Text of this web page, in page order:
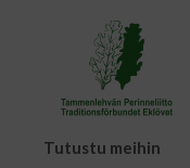
Tutustu meihin